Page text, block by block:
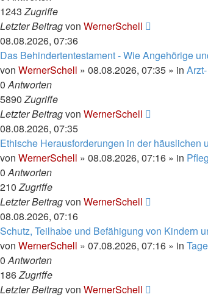
1243Zugriffe
Letzter Beitragvon WernerSchell
08.08.2026, 07:36
Das Behindertentestament - Wie Angehörige
von WernerSchell » 08.08.2026, 07:35 » in
0Antworten
5890Zugriffe
Letzter Beitragvon WernerSchell
08.08.2026, 07:35
Ethische Herausforderungen in der häuslichen
von WernerSchell » 08.08.2026, 07:16 » in
0Antworten
210Zugriffe
Letzter Beitragvon WernerSchell
08.08.2026, 07:16
Schutz, Teilhabe und Befähigung von Kindern
von WernerSchell » 07.08.2026, 07:16 » in
0Antworten
186Zugriffe
Letzter Beitragvon WernerSchell